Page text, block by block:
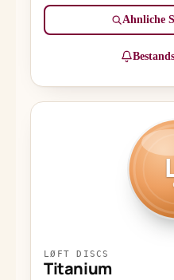
Ähnliche
LØFT DISCS
Titanium